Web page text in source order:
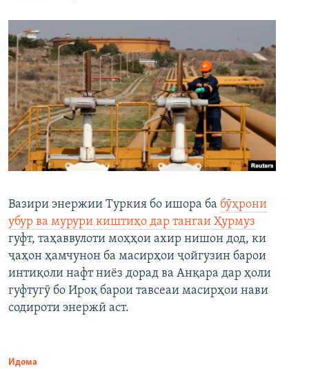
Вазири энержии Туркия бо ишора ба бӯҳрони
убур ва мурури киштиҳо дар тангаи Ҳурмуз
гуфт, таҳаввулоти моҳҳои ахир нишон дод, ки
ҷаҳон ҳамчунон ба масирҳои ҷойгузин барои
интиқоли нафт ниёз дорад ва Анқара дар ҳоли
гуфтугӯ бо Ироқ барои тавсеаи масирҳои нави
содироти энержӣ аст.
Идома